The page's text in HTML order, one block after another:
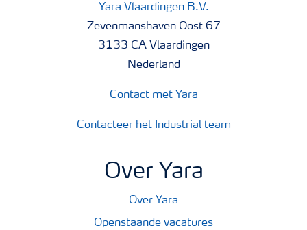
Yara Vlaardingen B.V.
Zevenmanshaven Oost 67
3133 CA Vlaardingen
Nederland
Contact met Yara
Contacteer het Industrial team
Over Yara
Over Yara
Openstaande vacatures